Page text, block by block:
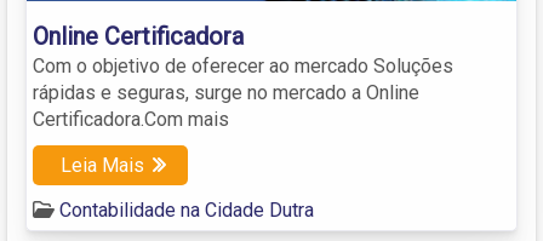
Online Certificadora
Com o objetivo de oferecer ao mercado Soluções
rápidas e seguras, surge no mercado a Online
Certificadora.Com mais
Leia Mais
Contabilidade na Cidade Dutra